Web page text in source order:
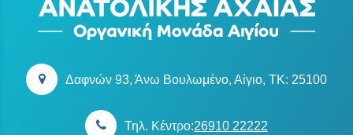
Δαφνών 93, Άνω Βουλωμένο, Αίγιο, TK: 25100
Τηλ. Κέντρο:26910 22222